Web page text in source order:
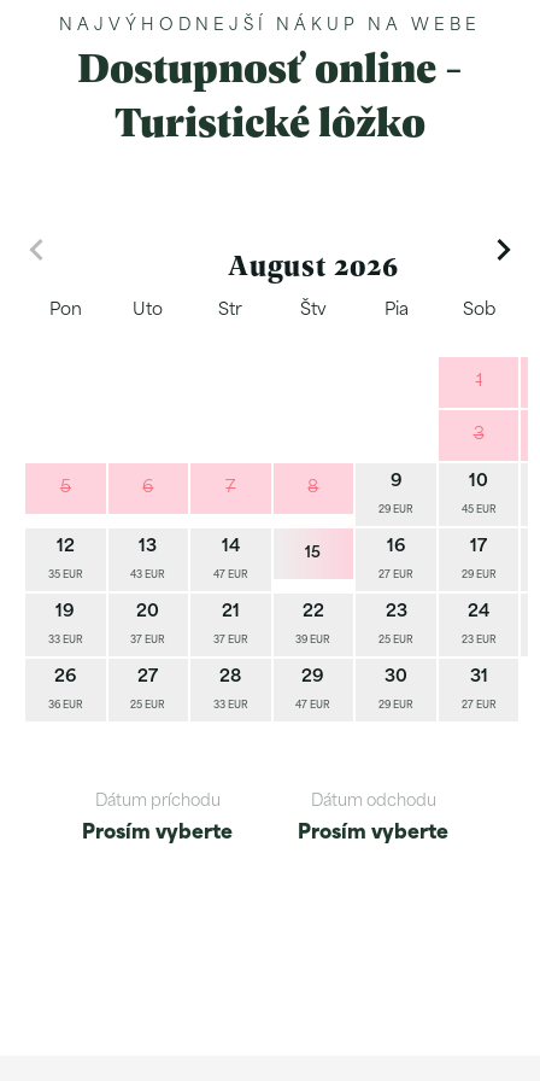
NAJVÝHODNEJŠÍ NÁKUP NA WEBE
Dostupnosť online -
Turistické lôžko
August 2026
Pon Uto Str Štv Pia Sob
1
3
5 6 7 8 9
29 EUR
10
45 EUR
12
35 EUR
13
43 EUR
14
47 EUR
15 16
27 EUR
17
29 EUR
19
33 EUR
20
37 EUR
21
37 EUR
22
39 EUR
23
25 EUR
24
23 EUR
26
36 EUR
27
25 EUR
28
33 EUR
29
47 EUR
30
29 EUR
31
27 EUR
Dátum príchodu
Prosím vyberte
Dátum odchodu
Prosím vyberte